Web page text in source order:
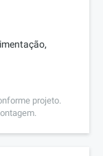
projeto.